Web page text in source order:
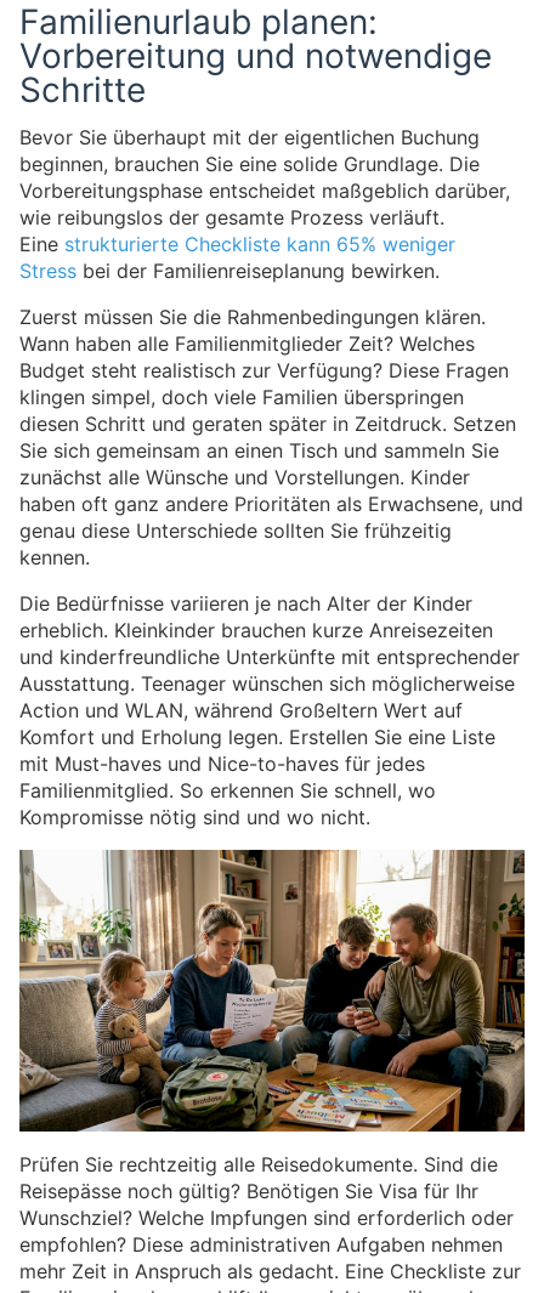
Familienurlaub planen:
Vorbereitung und notwendige
Schritte
Bevor Sie überhaupt mit der eigentlichen Buchung
beginnen, brauchen Sie eine solide Grundlage. Die
Vorbereitungsphase entscheidet maßgeblich darüber,
wie reibungslos der gesamte Prozess verläuft.
Eine strukturierte Checkliste kann 65% weniger
Stress bei der Familienreiseplanung bewirken.
Zuerst müssen Sie die Rahmenbedingungen klären.
Wann haben alle Familienmitglieder Zeit? Welches
Budget steht realistisch zur Verfügung? Diese Fragen
klingen simpel, doch viele Familien überspringen
diesen Schritt und geraten später in Zeitdruck. Setzen
Sie sich gemeinsam an einen Tisch und sammeln Sie
zunächst alle Wünsche und Vorstellungen. Kinder
haben oft ganz andere Prioritäten als Erwachsene, und
genau diese Unterschiede sollten Sie frühzeitig
kennen.
Die Bedürfnisse variieren je nach Alter der Kinder
erheblich. Kleinkinder brauchen kurze Anreisezeiten
und kinderfreundliche Unterkünfte mit entsprechender
Ausstattung. Teenager wünschen sich möglicherweise
Action und WLAN, während Großeltern Wert auf
Komfort und Erholung legen. Erstellen Sie eine Liste
mit Must-haves und Nice-to-haves für jedes
Familienmitglied. So erkennen Sie schnell, wo
Kompromisse nötig sind und wo nicht.
Prüfen Sie rechtzeitig alle Reisedokumente. Sind die
Reisepässe noch gültig? Benötigen Sie Visa für Ihr
Wunschziel? Welche Impfungen sind erforderlich oder
empfohlen? Diese administrativen Aufgaben nehmen
mehr Zeit in Anspruch als gedacht. Eine Checkliste zur